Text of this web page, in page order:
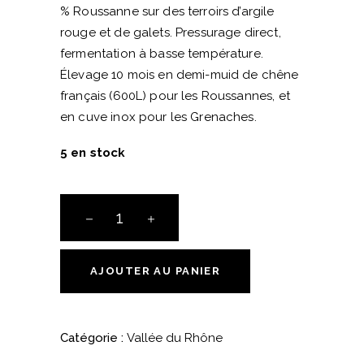
% Roussanne sur des terroirs d’argile
rouge et de galets. Pressurage direct,
fermentation à basse température.
Élevage 10 mois en demi-muid de chêne
français (600L) pour les Roussannes, et
en cuve inox pour les Grenaches.
5 en stock
Pape
Blanc
-
AJOUTER AU PANIER
Catégorie : Vallée du Rhône